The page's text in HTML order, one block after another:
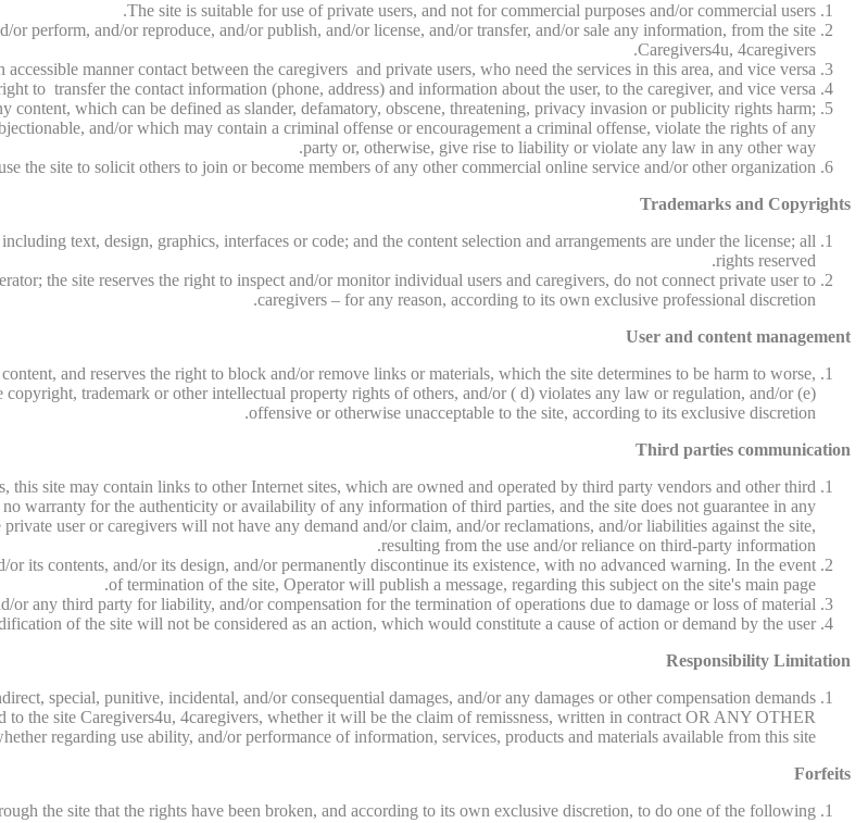
The site is suitable for use of private users, and not for commercial purposes and/or commercial users.
perform, and/or reproduce, and/or publish, and/or license, and/or transfer, and/or sale any information, from the site
Caregivers4u, 4caregivers.
manner contact between the caregivers and private users, who need the services in this area, and vice versa.
to transfer the contact information (phone, address) and information about the user, to the caregiver, and vice versa.
which can be defined as slander, defamatory, obscene, threatening, privacy invasion or publicity rights harm;
and/or which may contain a criminal offense or encouragement a criminal offense, violate the rights of any
party or, otherwise, give rise to liability or violate any law in any other way.
the site to solicit others to join or become members of any other commercial online service and/or other organization.
Trademarks and Copyrights
text, design, graphics, interfaces or code; and the content selection and arrangements are under the license; all
rights reserved.
the site reserves the right to inspect and/or monitor individual users and caregivers, do not connect private user to
caregivers – for any reason, according to its own exclusive professional discretion.
User and content management
and reserves the right to block and/or remove links or materials, which the site determines to be harm to worse,
trademark or other intellectual property rights of others, and/or ( d) violates any law or regulation, and/or (e)
offensive or otherwise unacceptable to the site, according to its exclusive discretion.
Third parties communication
site may contain links to other Internet sites, which are owned and operated by third party vendors and other third
warranty for the authenticity or availability of any information of third parties, and the site does not guarantee in any
user or caregivers will not have any demand and/or claim, and/or reclamations, and/or liabilities against the site,
resulting from the use and/or reliance on third-party information.
its contents, and/or its design, and/or permanently discontinue its existence, with no advanced warning. In the event
of termination of the site, Operator will publish a message, regarding this subject on the site's main page.
or any third party for liability, and/or compensation for the termination of operations due to damage or loss of material.
of the site will not be considered as an action, which would constitute a cause of action or demand by the user.
Responsibility Limitation
special, punitive, incidental, and/or consequential damages, and/or any damages or other compensation demands
the site Caregivers4u, 4caregivers, whether it will be the claim of remissness, written in contract OR ANY OTHER
regarding use ability, and/or performance of information, services, products and materials available from this site.
Forfeits
the site that the rights have been broken, and according to its own exclusive discretion, to do one of the following: